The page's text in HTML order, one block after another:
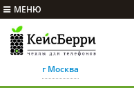
МЕНЮ
г Москва